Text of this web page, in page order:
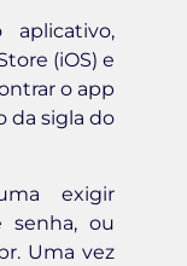
(iOS) e
o app
da sigla do
exigir
senha, ou
Uma vez